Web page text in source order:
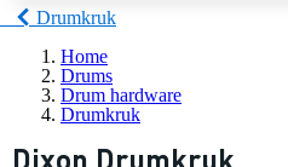
Drumkruk
Home
Drums
Drum hardware
Drumkruk
Dixon Drumkruk